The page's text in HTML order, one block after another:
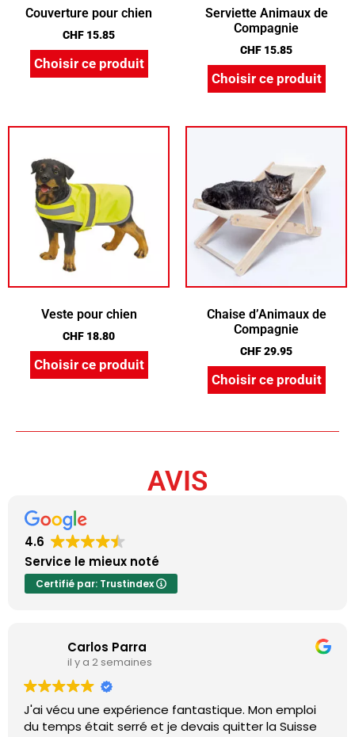
Couverture pour chien
CHF 15.85
Choisir ce produit
Serviette Animaux de
Compagnie
CHF 15.85
Choisir ce produit
Veste pour chien
CHF 18.80
Choisir ce produit
Chaise d’Animaux de
Compagnie
CHF29.95
Choisir ce produit
AVIS
4.6
Service le mieux noté
Certifié par: Trustindex
Carlos Parra
il y a 2 semaines
J'ai vécu une expérience fantastique. Mon emploi
du temps était serré et je devais quitter la Suisse